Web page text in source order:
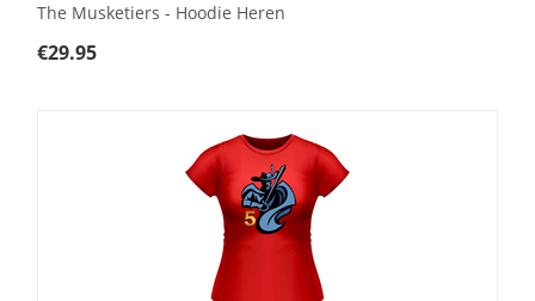
The Musketiers - Hoodie Heren
€29.95